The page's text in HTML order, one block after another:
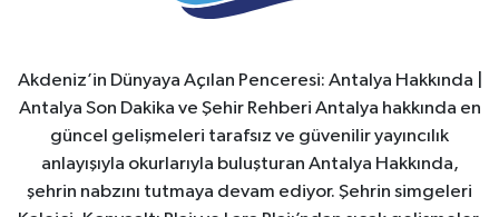
Akdeniz’in Dünyaya Açılan Penceresi: Antalya Hakkında |
Antalya Son Dakika ve Şehir Rehberi Antalya hakkında en
güncel gelişmeleri tarafsız ve güvenilir yayıncılık
anlayışıyla okurlarıyla buluşturan Antalya Hakkında,
şehrin nabzını tutmaya devam ediyor. Şehrin simgeleri